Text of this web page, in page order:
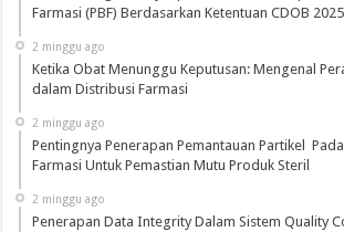
Farmasi (PBF) Berdasarkan Ketentuan CDOB 2025
2 minggu ago
Ketika Obat Menunggu Keputusan: Mengenal
dalam Distribusi Farmasi
2 minggu ago
Pentingnya Penerapan Pemantauan Partikel
Farmasi Untuk Pemastian Mutu Produk Steril
2 minggu ago
Penerapan Data Integrity Dalam Sistem Quality